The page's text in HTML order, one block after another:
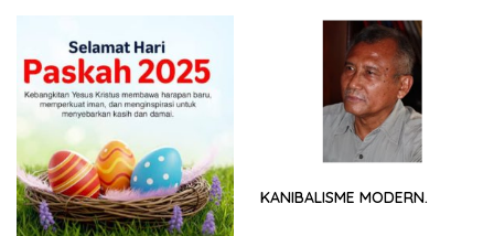
KANIBALISME MODERN.